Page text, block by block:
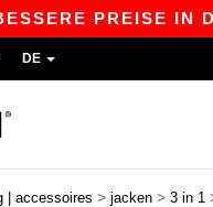
PREISE IN DER
DE
| accessoires > jacken > 3 in 1